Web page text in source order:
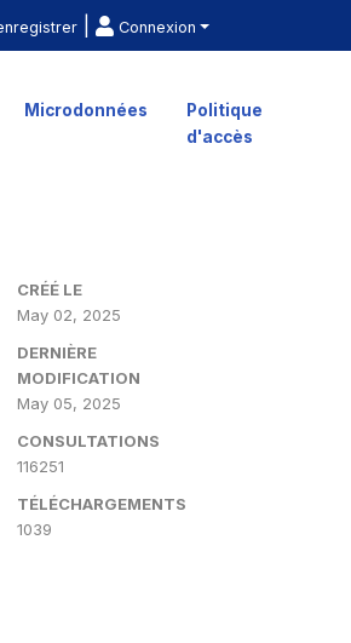
| Connexion
Microdonnées
Politique
d'accès
CRÉÉ LE
May 02, 2025
DERNIÈRE
MODIFICATION
May 05, 2025
CONSULTATIONS
116251
TÉLÉCHARGEMENTS
1039